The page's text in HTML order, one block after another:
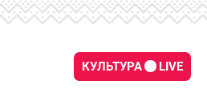
КУЛЬТУРА LIVE